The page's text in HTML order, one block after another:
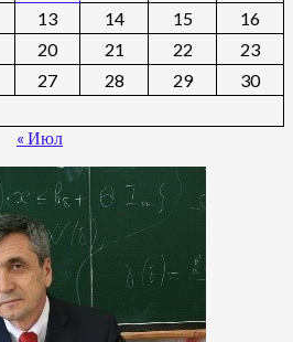
13 14 15
16
20 21 22
23
27 28 29
30
« Июл